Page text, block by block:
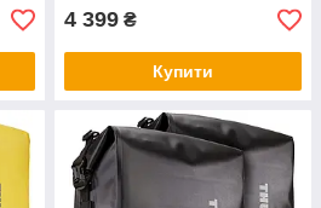
4 399 ₴
Купити